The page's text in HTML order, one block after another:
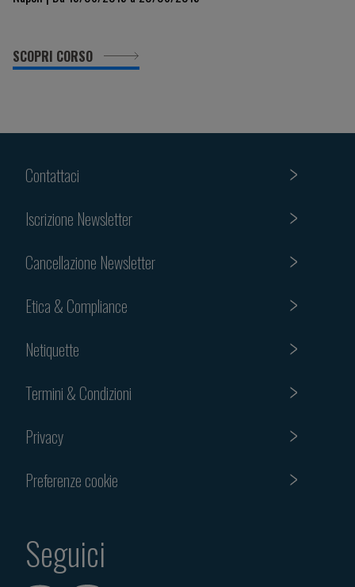
SCOPRI CORSO
Contattaci
Iscrizione Newsletter
Cancellazione Newsletter
Etica & Compliance
Netiquette
Termini & Condizioni
Privacy
Preferenze cookie
Seguici